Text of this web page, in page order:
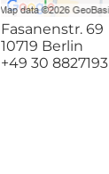
Fasanenstr. 69
10719 Berlin
+49 30 8827193